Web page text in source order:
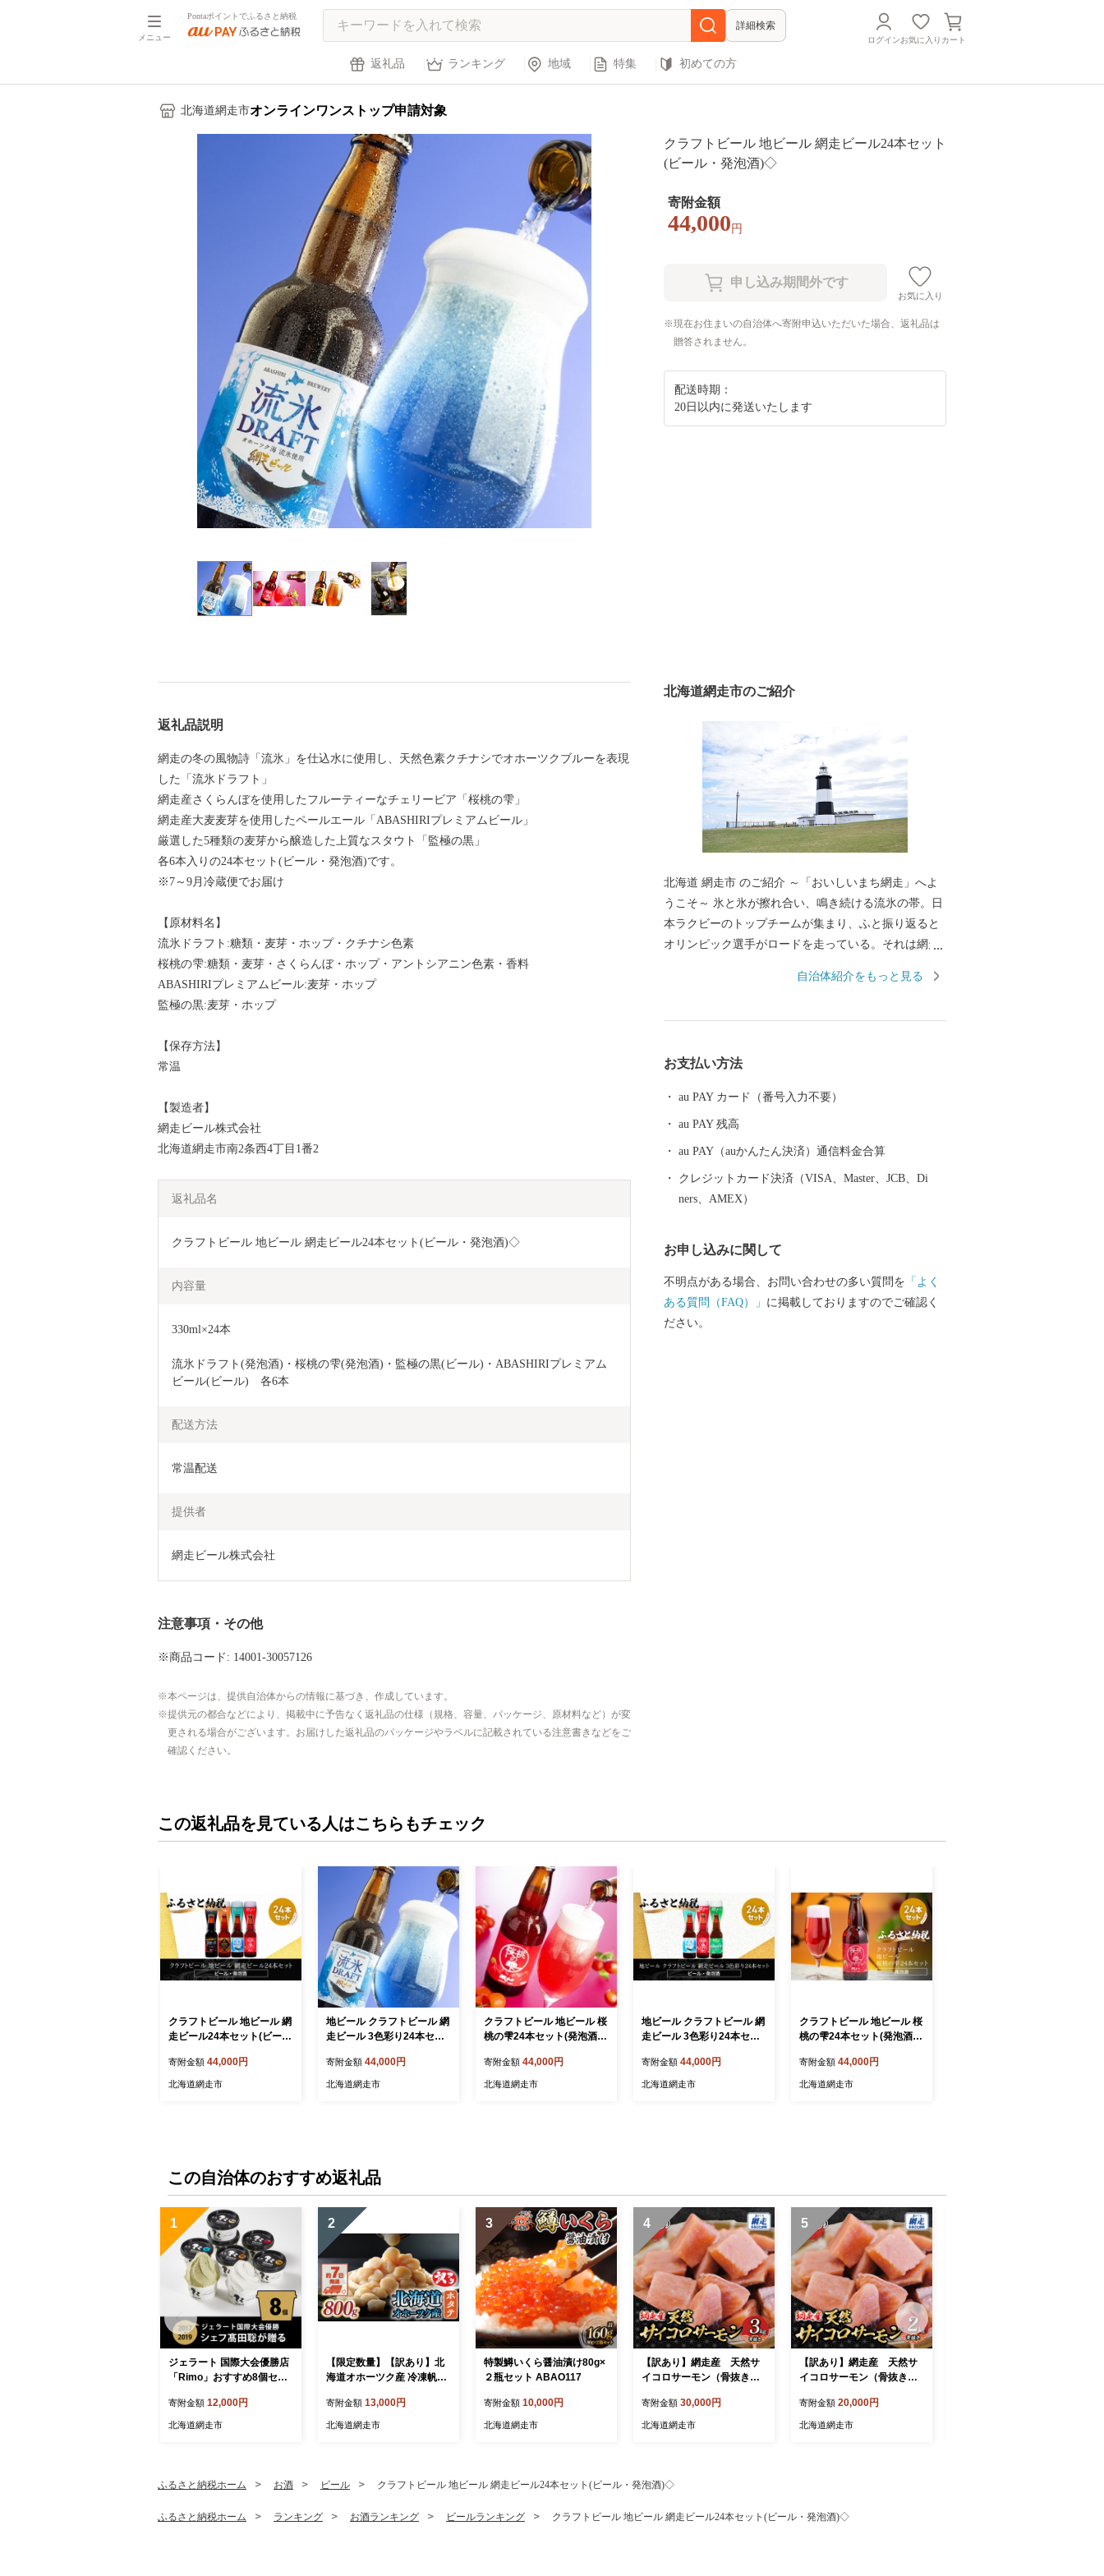
メニュー
Pontaポイントでふるさと納税
詳細検索
ログインお気に入り カート
返礼品 ランキング 地域 特集 初めての方
北海道網走市オンラインワンストップ申請対象
クラフトビール 地ビール 網走ビール24本セット
(ビール・発泡酒)◇
寄附金額
44,000 円
お気に入り
現在お住まいの自治体へ寄附申込いただいた場合、返礼品は
贈答されません。
配送時期：
20日以内に発送いたします
返礼品説明
網走の冬の風物詩「流氷」を仕込水に使用し、天然色素クチナシでオホーツクブルーを表現
した「流氷ドラフト」
網走産さくらんぼを使用したフルーティーなチェリービア「桜桃の雫」
網走産大麦麦芽を使用したペールエール「ABASHIRIプレミアムビール」
厳選した5種類の麦芽から醸造した上質なスタウト「監極の黒」
各6本入りの24本セット(ビール・発泡酒)です。
※7～9月冷蔵便でお届け
【原材料名】
流氷ドラフト:糖類・麦芽・ホップ・クチナシ色素
桜桃の雫:糖類・麦芽・さくらんぼ・ホップ・アントシアニン色素・香料
ABASHIRIプレミアムビール:麦芽・ホップ
監極の黒:麦芽・ホップ
【保存方法】
常温
【製造者】
網走ビール株式会社
北海道網走市南2条西4丁目1番2
返礼品名
クラフトビール 地ビール 網走ビール24本セット(ビール・発泡酒)◇
内容量
330ml×24本
流氷ドラフト(発泡酒)・桜桃の雫(発泡酒)・監極の黒(ビール)・ABASHIRIプレミアム
ビール(ビール)　各6本
配送方法
常温配送
提供者
網走ビール株式会社
注意事項・その他
※商品コード: 14001-30057126
本ページは、提供自治体からの情報に基づき、作成しています。
提供元の都合などにより、掲載中に予告なく返礼品の仕様（規格、容量、パッケージ、原材料など）が変
更される場合がございます。お届けした返礼品のパッケージやラベルに記載されている注意書きなどをご
確認ください。
北海道網走市のご紹介
北海道 網走市 のご紹介 ～「おいしいまち網走」へよ
うこそ～ 氷と氷が擦れ合い、鳴き続ける流氷の帯。日
本ラクビーのトップチームが集まり、ふと振り返ると
オリンピック選手がロードを走っている。それは網走
岬。世界三大漁場を抱えるオホーツク海は、豊かな海
道の原風景がそこにある。 「おいしいまち網走」をよ
ろしくお願いします。
自治体紹介をもっと見る
お支払い方法
au PAY カード（番号入力不要）
au PAY 残高
au PAY（auかんたん決済）通信料金合算
クレジットカード決済（VISA、Master、JCB、Di
ners、AMEX）
お申し込みに関して
不明点がある場合、お問い合わせの多い質問を 「よく
ある質問（FAQ）」 に掲載しておりますのでご確認く
ださい。
この返礼品を見ている人はこちらもチェック
クラフトビール 地ビール 網
走ビール24本セット(ビー
寄附金額 44,000円
北海道網走市
地ビール クラフトビール 網
走ビール 3色彩り24本セッ
寄附金額 44,000円
北海道網走市
クラフトビール 地ビール 桜
桃の雫24本セット(発泡酒)
寄附金額 44,000円
北海道網走市
地ビール クラフトビール 網
走ビール 3色彩り24本セッ
寄附金額 44,000円
北海道網走市
クラフトビール 地ビール 桜
桃の雫24本セット(発泡酒)
寄附金額 44,000円
北海道網走市
この自治体のおすすめ返礼品
1
ジェラート 国際大会優勝店
「Rimo」おすすめ8個セッ
寄附金額 12,000円
北海道網走市
2
【限定数量】【訳あり】北
海道オホーツク産 冷凍帆立
小玉） 800g（400g×2） A
BR023
寄附金額 13,000円
北海道網走市
3
特製鱒いくら醤油漬け80g×
２瓶セット ABAO117
寄附金額 10,000円
北海道網走市
4
【訳あり】網走産 天然サ
イコロサーモン（骨抜き）3
寄附金額 30,000円
北海道網走市
5
【訳あり】網走産 天然サ
イコロサーモン（骨抜き）2
寄附金額 20,000円
北海道網走市
ふるさと納税ホーム お酒 ビール クラフトビール 地ビール 網走ビール24本セット(ビール・発泡酒)◇
ふるさと納税ホーム ランキング お酒ランキング ビールランキング クラフトビール 地ビール 網走ビール24本セット(ビール・発泡酒)◇